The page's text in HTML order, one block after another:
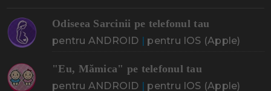
Odiseea Sarcinii pe telefonul tau
pentru ANDROID | pentru IOS (Apple)
"Eu, Mămica" pe telefonul tau
pentru ANDROID | pentru IOS (Apple)